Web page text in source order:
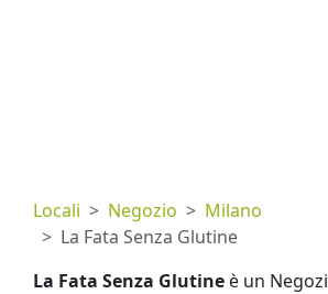
Locali Negozio
Milano
La Fata Senza Glutine
La Fata Senza Glutine è un